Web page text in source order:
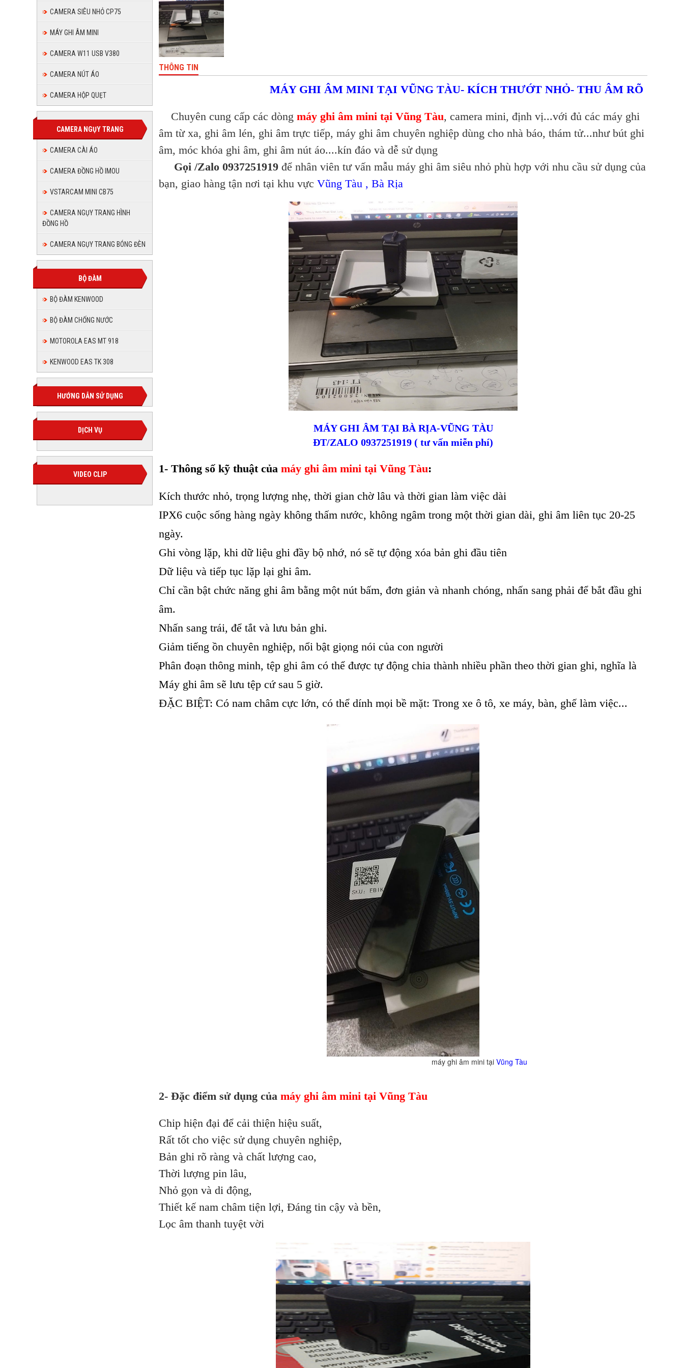
CAMERA SIÊU NHỎ CP75
MÁY GHI ÂM MINI
CAMERA W11 USB V380
CAMERA NÚT ÁO
CAMERA HỘP QUẸT
CAMERA NGỤY TRANG
CAMERA CÀI ÁO
CAMERA ĐỒNG HỒ IMOU
VSTARCAM MINI CB75
CAMERA NGỤY TRANG HÌNH
ĐỒNG HỒ
CAMERA NGỤY TRANG BÓNG ĐÈN
BỘ ĐÀM
BỘ ĐÀM KENWOOD
BỘ ĐÀM CHỐNG NƯỚC
MOTOROLA EAS MT 918
KENWOOD EAS TK 308
HƯỚNG DẪN SỬ DỤNG
DỊCH VỤ
VIDEO CLIP
THÔNG TIN
MÁY GHI ÂM MINI TẠI VŨNG TÀU- KÍCH THƯỚT NHỎ- THU ÂM RÕ
Chuyên cung cấp các dòng máy ghi âm mini tại Vũng Tàu, camera mini, định vị...với đủ các máy ghi
âm từ xa, ghi âm lén, ghi âm trực tiếp, máy ghi âm chuyên nghiệp dùng cho nhà báo, thám tử...như bút ghi
âm, móc khóa ghi âm, ghi âm nút áo....kín đáo và dễ sử dụng
Gọi /Zalo 0937251919 để nhân viên tư vấn mẫu máy ghi âm siêu nhỏ phù hợp với nhu cầu sử dụng của
bạn, giao hàng tận nơi tại khu vực Vũng Tàu , Bà Rịa
MÁY GHI ÂM TẠI BÀ RỊA-VŨNG TÀU
ĐT/ZALO 0937251919 ( tư vấn miễn phí)
1- Thông số kỹ thuật của máy ghi âm mini tại Vũng Tàu:
Kích thước nhỏ, trọng lượng nhẹ, thời gian chờ lâu và thời gian làm việc dài
IPX6 cuộc sống hàng ngày không thấm nước, không ngâm trong một thời gian dài, ghi âm liên tục 20-25
ngày.
Ghi vòng lặp, khi dữ liệu ghi đầy bộ nhớ, nó sẽ tự động xóa bản ghi đầu tiên
Dữ liệu và tiếp tục lặp lại ghi âm.
Chỉ cần bật chức năng ghi âm bằng một nút bấm, đơn giản và nhanh chóng, nhấn sang phải để bắt đầu ghi
âm.
Nhấn sang trái, để tắt và lưu bản ghi.
Giảm tiếng ồn chuyên nghiệp, nổi bật giọng nói của con người
Phân đoạn thông minh, tệp ghi âm có thể được tự động chia thành nhiều phần theo thời gian ghi, nghĩa là
Máy ghi âm sẽ lưu tệp cứ sau 5 giờ.
ĐẶC BIỆT: Có nam châm cực lớn, có thể dính mọi bề mặt: Trong xe ô tô, xe máy, bàn, ghế làm việc...
máy ghi âm mini tại Vũng Tàu
2- Đặc điểm sử dụng của máy ghi âm mini tại Vũng Tàu
Chip hiện đại để cải thiện hiệu suất,
Rất tốt cho việc sử dụng chuyên nghiệp,
Bản ghi rõ ràng và chất lượng cao,
Thời lượng pin lâu,
Nhỏ gọn và di động,
Thiết kế nam châm tiện lợi, Đáng tin cậy và bền,
Lọc âm thanh tuyệt vời